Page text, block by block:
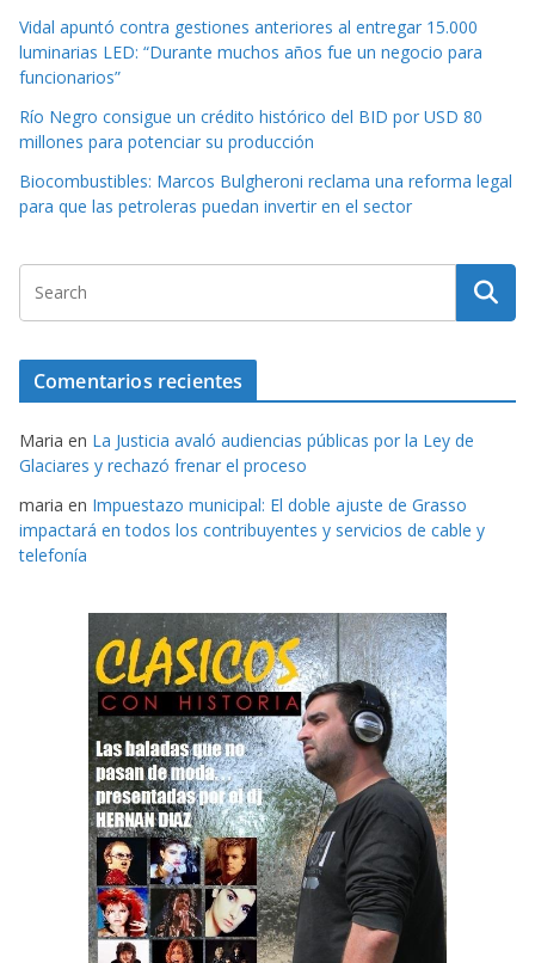
Vidal apuntó contra gestiones anteriores al entregar 15.000
luminarias LED: “Durante muchos años fue un negocio para
funcionarios”
Río Negro consigue un crédito histórico del BID por USD 80
millones para potenciar su producción
Biocombustibles: Marcos Bulgheroni reclama una reforma legal
para que las petroleras puedan invertir en el sector
Comentarios recientes
Maria en La Justicia avaló audiencias públicas por la Ley de
Glaciares y rechazó frenar el proceso
maria en Impuestazo municipal: El doble ajuste de Grasso
impactará en todos los contribuyentes y servicios de cable y
telefonía